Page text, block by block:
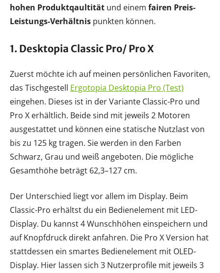
hohen Produktqaultität und einem fairen Preis-
Leistungs-Verhältnis punkten können.
1. Desktopia Classic Pro/ Pro X
Zuerst möchte ich auf meinen persönlichen Favoriten,
das Tischgestell Ergotopia Desktopia Pro (Test)
eingehen. Dieses ist in der Variante Classic-Pro und
Pro X erhältlich. Beide sind mit jeweils 2 Motoren
ausgestattet und können eine statische Nutzlast von
bis zu 125 kg tragen. Sie werden in den Farben
Schwarz, Grau und weiß angeboten. Die mögliche
Gesamthöhe beträgt 62,3–127 cm.
Der Unterschied liegt vor allem im Display. Beim
Classic-Pro erhältst du ein Bedienelement mit LED-
Display. Du kannst 4 Wunschhöhen einspeichern und
auf Knopfdruck direkt anfahren. Die Pro X Version hat
stattdessen ein smartes Bedienelement mit OLED-
Display. Hier lassen sich 3 Nutzerprofile mit jeweils 3